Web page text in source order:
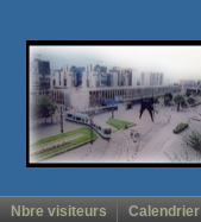
Nbre visiteurs Calendrier